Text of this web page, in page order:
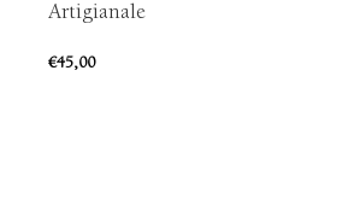
Artigianale
€45,00